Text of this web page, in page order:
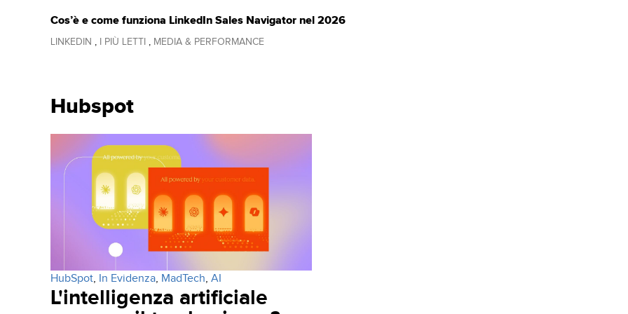
Cos’è e come funziona LinkedIn Sales Navigator nel 2026
LINKEDIN , I PIÙ LETTI , MEDIA & PERFORMANCE
Hubspot
HubSpot, In Evidenza, MadTech, AI
L'intelligenza artificiale